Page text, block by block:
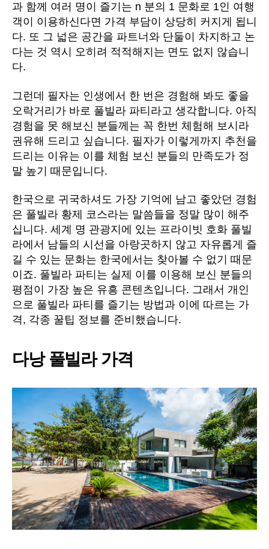
과 함께 여러 명이 즐기는 n 분의 1 문화로 1인 여행
객이 이용하신다면 가격 부담이 상당히 커지게 됩니
다. 또 그 넓은 공간을 파트너와 단둘이 차지하고 논
다는 것 역시 오히려 적적해지는 면도 없지 않습니
다.
그런데 필자는 인생에서 한 번은 경험해 봐도 좋을
오락거리가 바로 풀빌라 파티라고 생각합니다. 아직
경험을 못 해보신 분들께는 꼭 한번 체험해 보시라
권유해 드리고 싶습니다. 필자가 이렇게까지 추천을
드리는 이유는 이를 체험 보신 분들의 만족도가 정
말 높기 때문입니다.
한국으로 귀국하셔도 가장 기억에 남고 좋았던 경험
은 풀빌라 황제 코스라는 말씀들을 정말 많이 해주
십니다. 세계 명 관광지에 있는 프라이빗 호화 풀빌
라에서 남들의 시선을 아랑곳하지 않고 자유롭게 즐
길 수 있는 문화는 한국에서는 찾아볼 수 없기 때문
이죠. 풀빌라 파티는 실제 이를 이용해 보신 분들의
평점이 가장 높은 유흥 콘텐츠입니다. 그래서 개인
으로 풀빌라 파티를 즐기는 방법과 이에 따르는 가
격, 각종 꿀팁 정보를 준비했습니다.
다낭 풀빌라 가격